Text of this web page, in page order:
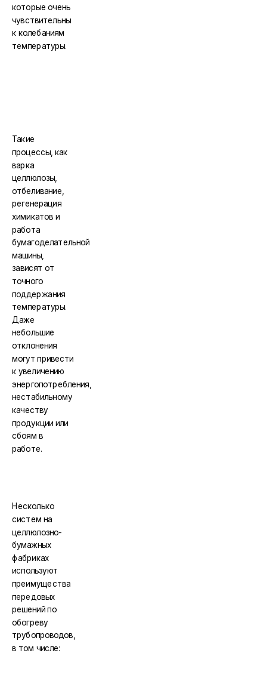
которые очень
чувствительны
к колебаниям
температуры.
Такие
процессы, как
варка
целлюлозы,
отбеливание,
регенерация
химикатов и
работа
бумагоделательной
машины,
зависят от
точного
поддержания
температуры.
Даже
небольшие
отклонения
могут привести
к увеличению
энергопотребления,
нестабильному
качеству
продукции или
сбоям в
работе.
Несколько
систем на
целлюлозно-
бумажных
фабриках
используют
преимущества
передовых
решений по
обогреву
трубопроводов,
в том числе: